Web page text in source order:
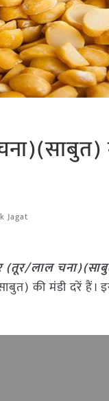
Jagat
लाल
की मंडी दरें